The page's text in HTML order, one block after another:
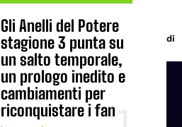
Gli Anelli del Potere
stagione 3 punta su
un salto temporale,
un prologo inedito e
cambiamenti per
riconquistare i fan
di